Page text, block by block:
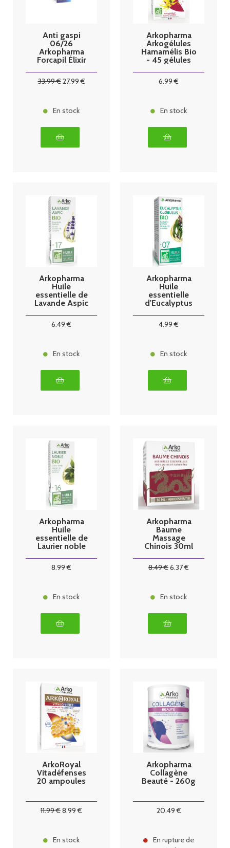
Anti gaspi
06/26
Arkopharma
Forcapil Élixir
33.99€27.99€
En stock
Arkopharma
Arkogélules
Hamamélis Bio
- 45 gélules
6.99 €
En stock
Arkopharma
Huile
essentielle de
Lavande Aspic
6.49 €
En stock
Arkopharma
Huile
essentielle
d'Eucalyptus
4.99 €
En stock
Arkopharma
Huile
essentielle de
Laurier noble
8.99 €
En stock
Arkopharma
Baume
Massage
Chinois 30ml
8.49€6.37€
En stock
ArkoRoyal
Vitadéfenses
20 ampoules
11.99€8.99 €
En stock
Arkopharma
Collagène
Beauté - 260g
20.49€
En rupture de